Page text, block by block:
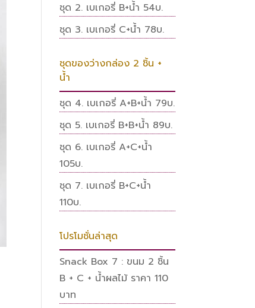
ชุด 2. เบเกอรี่ B+น้ำ 54บ.
ชุด 3. เบเกอรี่ C+น้ำ 78บ.
ชุดของว่างกล่อง 2 ชิ้น +
น้ำ
ชุด 4. เบเกอรี่ A+B+น้ำ 79บ.
ชุด 5. เบเกอรี่ B+B+น้ำ 89บ.
ชุด 6. เบเกอรี่ A+C+น้ำ
105บ.
ชุด 7. เบเกอรี่ B+C+น้ำ
110บ.
โปรโมชั่นล่าสุด
Snack Box 7 : ขนม 2 ชิ้น
B + C + น้ำผลไม้ ราคา 110
บาท